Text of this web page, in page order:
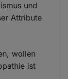
und
Attribute
wollen
ist